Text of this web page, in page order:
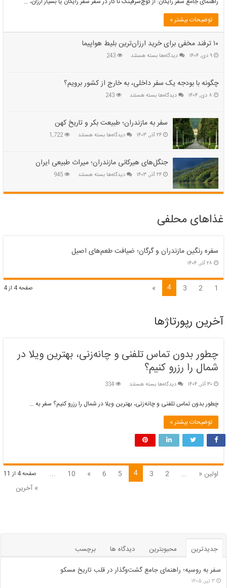
جامع
کوچ‌سرفینگ
تا
سفر
توضیحات بیشتر »
۱۰ ترفند مخفی برای خرید ارزان‌ترین بلیط هواپیما
۹ دی, ۱۴۰۴ دیدگاه‌هابرای
مخفی
برای
خرید
هواپیما
بسته هستند 243
چگونه با بودجه یک سفر داخلی، به خارج از کشور برویم؟
۸ دی, ۱۴۰۴ دیدگاه‌هابرای
بودجه
یک
سفر
خارج
از
برویم؟
بسته هستند 243
سفر به مازندران؛ طبیعت بکر و تاریخ کهن
۲۴ آذر, ۱۴۰۳ دیدگاه‌هابرای
مازندران؛
طبیعت
بکر
تاریخ
بسته هستند 1,722
جنگل‌های هیرکانی مازندران؛ میراث طبیعی ایران
۲۴ آذر, ۱۴۰۳ دیدگاه‌هابرای
هیرکانی
بسته هستند 945
غذاهای محلفی
سفره رنگین مازندران و گرگان؛ ضیافت طعم‌های اصیل
۲۸ آذر, ۱۴۰۴
صفحه 4 از 4 2
3
4
»
آخرین رپورتاژها
چطور بدون تماس تلفنی و چانه‌زنی، بهترین ویلا در
شمال را رزرو کنیم؟
۳۰ آذر, ۱۴۰۴ دیدگاه‌هابرای
بدون
تماس
چانه‌زنی،
بهترین
در
شمال
بسته هستند 334
چطور بدون تماس تلفنی و چانه‌زنی، بهترین ویلا در شمال را رزرو کنیم؟ سفر به …
توضیحات بیشتر »
صفحه 4 از 11 اولین « ...
2
3
4
5
6
»
10
...
» آخرین
جدیدترین محبوبترین دیدگاه ها
برچسب
سفر به روسیه؛ راهنمای جامع گشت‌وگذار در قلب تاریخ مسکو
۳ تیر, ۱۴۰۵